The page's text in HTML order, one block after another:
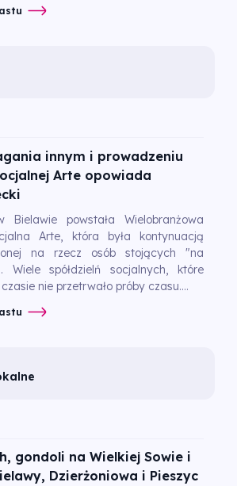
innym i prowadzeniu
Arte opowiada
powstała Wielobranżowa
Arte, która była kontynuacją
na rzecz osób stojących "na
Wiele spółdzielń socjalnych, które
nie przetrwało próby czasu....
gondoli na Wielkiej Sowie i
Dzierżoniowa i Pieszyc